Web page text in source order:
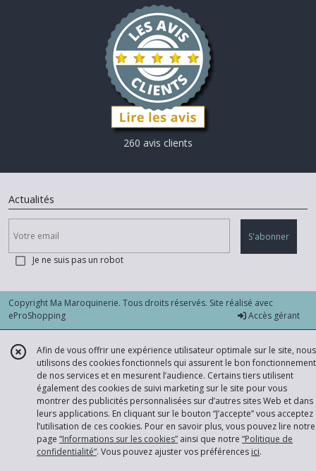
260 avis clients
Actualités
S'abonner
Je ne suis pas un robot
Copyright Ma Maroquinerie. Tous droits réservés. Site réalisé avec
eProShopping
Accès gérant
Afin de vous offrir une expérience utilisateur optimale sur le site, nous
utilisons des cookies fonctionnels qui assurent le bon fonctionnement
de nos services et en mesurent l’audience. Certains tiers utilisent
également des cookies de suivi marketing sur le site pour vous
montrer des publicités personnalisées sur d’autres sites Web et dans
leurs applications. En cliquant sur le bouton “J’accepte” vous acceptez
l’utilisation de ces cookies. Pour en savoir plus, vous pouvez lire notre
page “Informations sur les cookies” ainsi que notre “Politique de
confidentialité“. Vous pouvez ajuster vos préférences ici.